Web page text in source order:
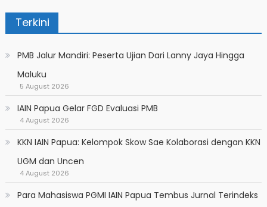
Terkini
PMB Jalur Mandiri: Peserta Ujian Dari Lanny Jaya Hingga
Maluku
5 August 2026
IAIN Papua Gelar FGD Evaluasi PMB
4 August 2026
KKN IAIN Papua: Kelompok Skow Sae Kolaborasi dengan KKN
UGM dan Uncen
4 August 2026
Para Mahasiswa PGMI IAIN Papua Tembus Jurnal Terindeks